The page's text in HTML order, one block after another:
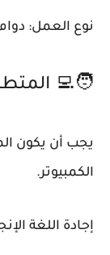
نوع العمل:
🧑‍💻
يجب أن يكون
الكمبيوتر.
إجادة اللغة